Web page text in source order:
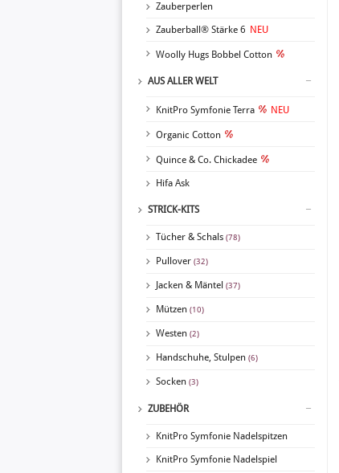
Zauberperlen
Zauberball® Stärke 6 NEU
Woolly Hugs Bobbel Cotton
AUS ALLER WELT
KnitPro Symfonie Terra NEU
Organic Cotton
Quince & Co. Chickadee
Hifa Ask
STRICK-KITS
Tücher & Schals (78)
Pullover (32)
Jacken & Mäntel (37)
Mützen (10)
Westen (2)
Handschuhe, Stulpen (6)
Socken (3)
ZUBEHÖR
KnitPro Symfonie Nadelspitzen
KnitPro Symfonie Nadelspiel